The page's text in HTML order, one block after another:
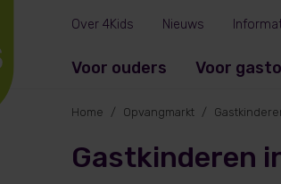
Voor ouders Voor
Over 4Kids Nieuws
Home Opvangmarkt
Gastkinderen